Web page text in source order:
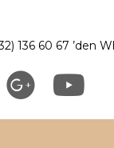
136 60 67 ’den